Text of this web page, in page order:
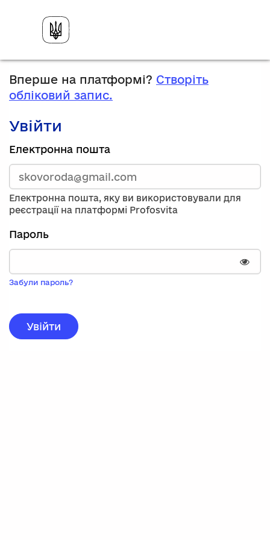
Вперше на платформі? Створіть
обліковий запис.
Увійти
Зареєструйтесь,
використавши
електронну
адресу
та
пароль.
Якщо
вас
немає
запису,
натисніть
реєстрації.
Електронна пошта
Електронна пошта, яку ви використовували для
реєстрації на платформі Profosvita
Пароль
Забули пароль?
Увійти